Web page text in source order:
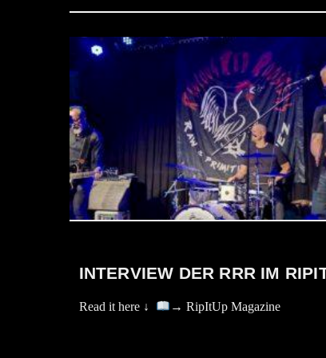
INTERVIEW DER RRR IM
Read it here ↓ → RipItUp Magazine